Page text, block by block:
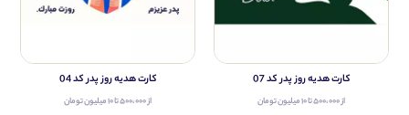
کارت هدیه روز پدر کد 07
از ۵۰۰،۰۰۰ تا ۱۰ میلیون تومان
کارت هدیه روز پدر کد 04
از ۵۰۰،۰۰۰ تا ۱۰ میلیون تومان